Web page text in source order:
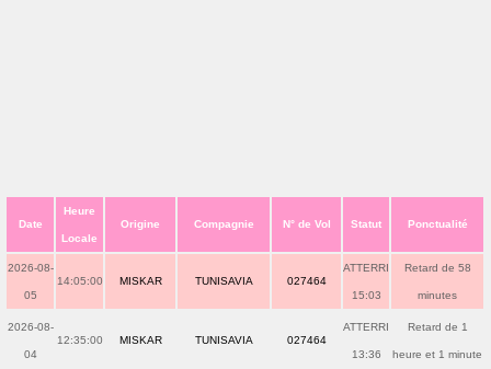
Date
Heure
Locale
Origine Compagnie N° de Vol Statut Ponctualité
2026-08-
05
14:05:00 MISKAR TUNISAVIA 027464
ATTERRI
15:03
Retard de 58
minutes
2026-08-
04
12:35:00 MISKAR TUNISAVIA 027464
ATTERRI
13:36
Retard de 1
heure et 1 minute